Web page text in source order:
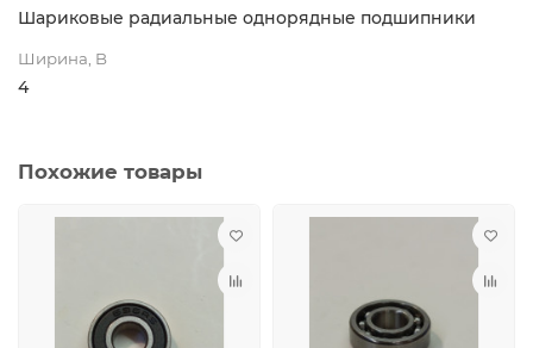
Шариковые радиальные однорядные подшипники
Ширина, B
4
Похожие товары